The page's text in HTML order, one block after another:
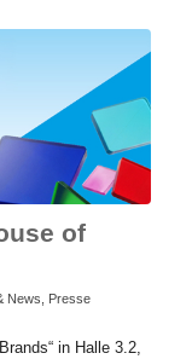
of
News Presse
in Halle 3.2,